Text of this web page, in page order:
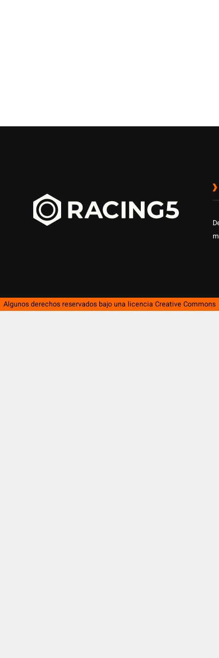
Algunos derechos reservados bajo una licencia Creative Commons